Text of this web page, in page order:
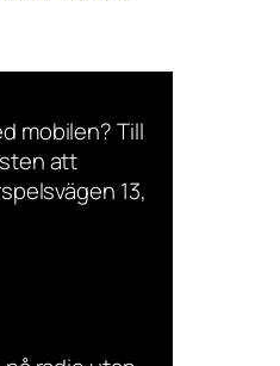
mobilen? Till
att
13,